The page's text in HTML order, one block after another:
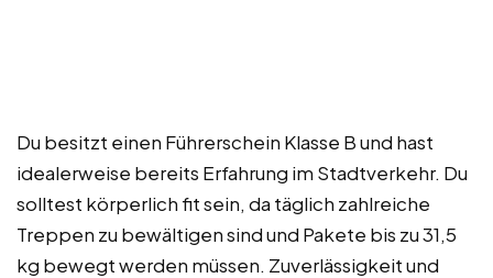
Du besitzt einen Führerschein Klasse B und hast
idealerweise bereits Erfahrung im Stadtverkehr. Du
solltest körperlich fit sein, da täglich zahlreiche
Treppen zu bewältigen sind und Pakete bis zu 31,5
kg bewegt werden müssen. Zuverlässigkeit und